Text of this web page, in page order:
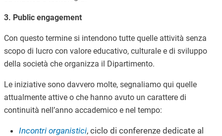
3. Public engagement
Con questo termine si intendono tutte quelle attività senza
scopo di lucro con valore educativo, culturale e di sviluppo
della società che organizza il Dipartimento.
Le iniziative sono davvero molte, segnaliamo qui quelle
attualmente attive o che hanno avuto un carattere di
continuità nell’anno accademico e nel tempo:
Incontri organistici, ciclo di conferenze dedicate al